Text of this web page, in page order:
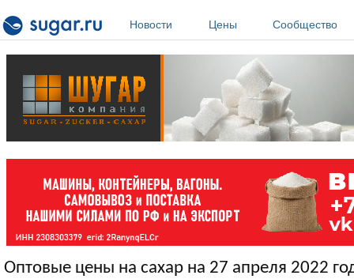
Новости
Цены Сообщество
Оптовые цены на сахар на 27 апреля 2022